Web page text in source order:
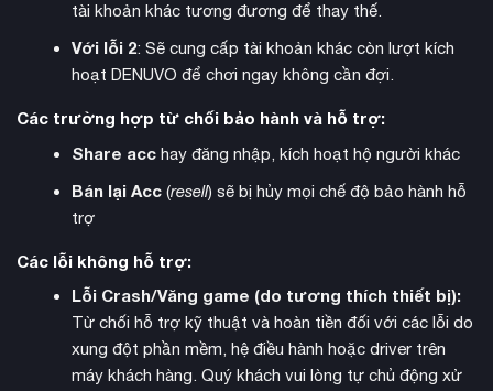
Câu chuyện bắt đầu tại Wishvale trong ngày lễ Day of
thiêu rụi bởi ba phản diện chính: Herminia – phù thủy tham
lam, Tytos – anh hùng bạo ngược, và Auguste – nhà viết kịch
điên loạn. Bạn sẽ phải lựa chọn giữa con đườngphục hồi
hay báo thù, định hình cách tiếp cận câu chuyện theo ý
muốn riêng. Cốt truyện được thiết kế để kéo dài khoảng 100
tài khoản khác tương đương để thay thế.
Với lỗi 2: Sẽ cung cấp tài khoản khác còn lượt kích
hoạt DENUVO để chơi ngay không cần đợi.
Các trường hợp từ chối bảo hành và hỗ trợ:
Share acchay đăng nhập, kích hoạt hộ người khác
Bán lại Acc(resell) sẽ bị hủy mọi chế độ bảo hành hỗ
trợ
Các lỗi không hỗ trợ:
Lỗi Crash/Văng game (do tương thích thiết bị):
Từ chối hỗ trợ kỹ thuật và hoàn tiền đối với các lỗi do
xung đột phần mềm, hệ điều hành hoặc driver trên
máy khách hàng. Quý khách vui lòng tự chủ động xử